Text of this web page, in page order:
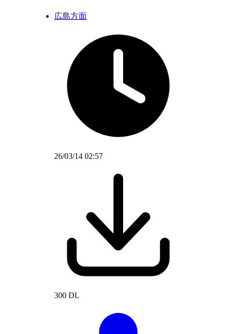
広島方面
26/03/14 02:57
300 DL